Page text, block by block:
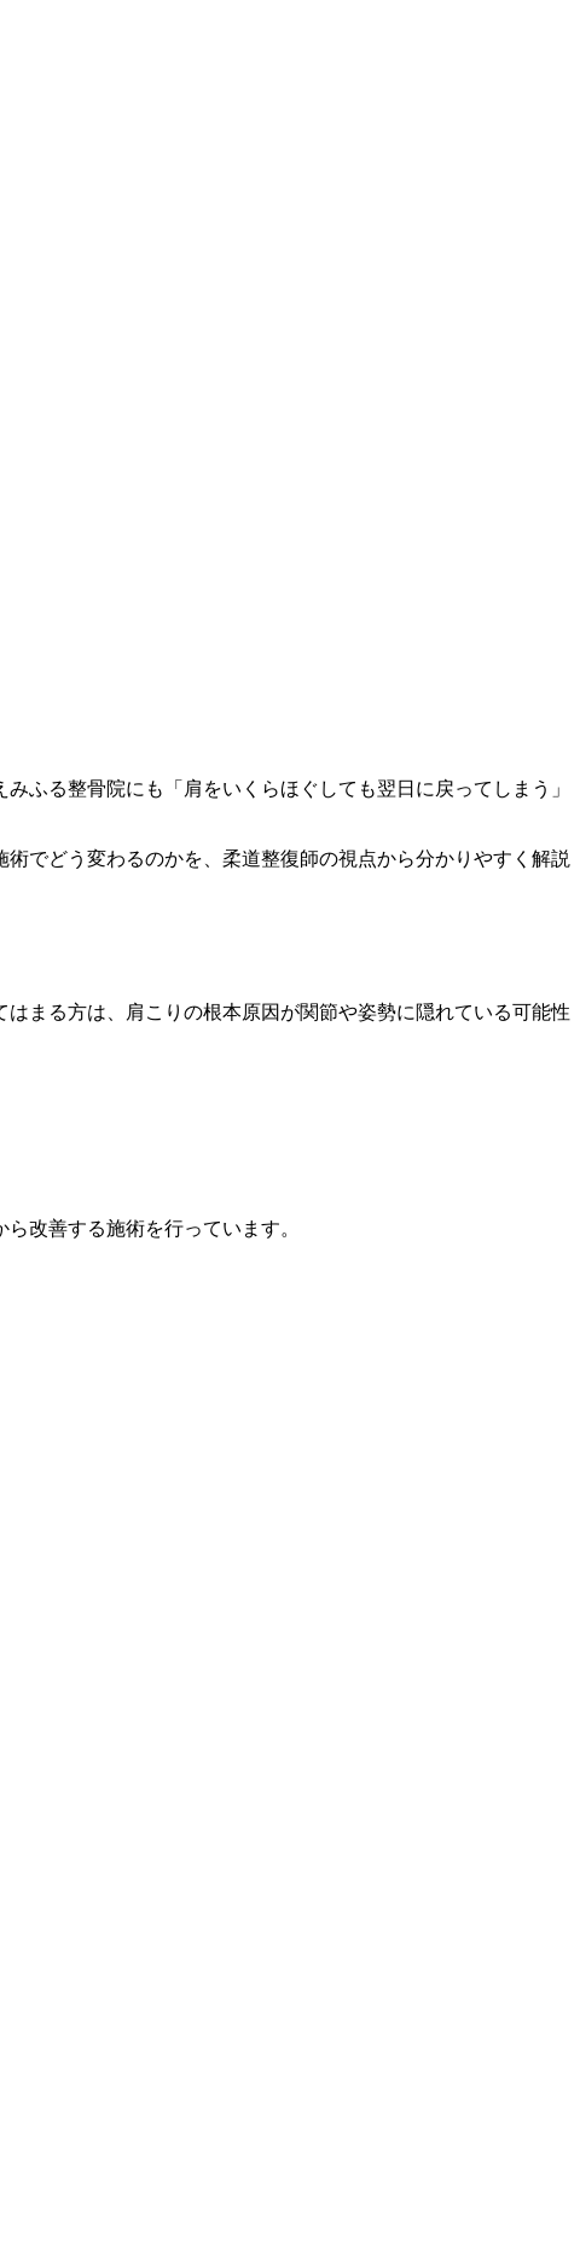
ふる整骨院にも「肩をいくらほぐしても翌日に戻ってしまう」
でどう変わるのかを、柔道整復師の視点から分かりやすく解説
まる方は、肩こりの根本原因が関節や姿勢に隠れている可能性
改善する施術を行っています。